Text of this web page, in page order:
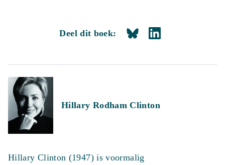
Deel dit boek:
Hillary Rodham Clinton
Hillary Clinton (1947) is voormalig